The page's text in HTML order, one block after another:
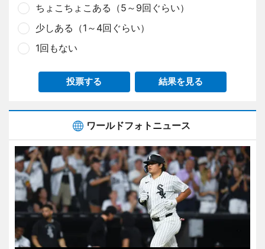
ちょこちょこある（5～9回ぐらい）
少しある（1～4回ぐらい）
1回もない
投票する 結果を見る
ワールドフォトニュース